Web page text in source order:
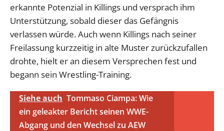
erkannte Potenzial in Killings und versprach ihm
Unterstützung, sobald dieser das Gefängnis
verlassen würde. Auch wenn Killings nach seiner
Freilassung kurzzeitig in alte Muster zurückzufallen
drohte, hielt er an diesem Versprechen fest und
begann sein Wrestling-Training.
Siehe auch Tommaso Ciampa: Wie
ein geleakter Bericht seinen WWE-
Abgang und den Wechsel zu AEW